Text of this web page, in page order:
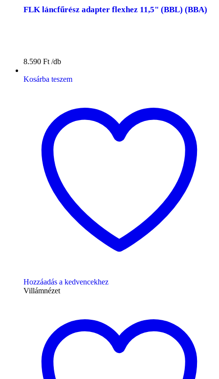
FLK láncfűrész adapter flexhez 11,5" (BBL) (BBA)
8.590 Ft
Kosárba teszem
Hozzáadás a kedvencekhez
Villámnézet